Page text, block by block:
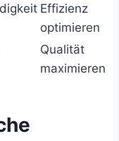
Effizienz
optimieren
Qualität
maximieren